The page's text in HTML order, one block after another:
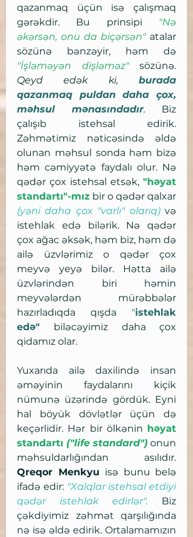
qazanmaq üçün isə çalışmaq
gərəkdir. Bu prinsipi "Nə
əkərsən, onu da biçərsən" atalar
"İşləməyən dişləməz"
Qeyd edək ki, burada
qazanmaq puldan daha çox,
məhsul mənasındadır. Biz
çalışıb istehsal edirik.
Zəhmətimiz nəticəsində əldə
olunan məhsul sonda həm bizə
həm cəmiyyətə faydalı olur. Nə
qədər çox istehsal etsək, "həyat
standartı"-mız bir o qədər qalxar
(yəni daha çox "varlı" olarıq) və
istehlak edə bilərik. Nə qədər
çox ağac əksək, həm biz, həm də
ailə üzvlərimiz o qədər çox
meyvə yeyə bilər. Hətta ailə
üzvlərindən biri həmin
meyvələrdən mürəbbələr
hazırladıqda qışda "istehlak
edə" biləcəyimiz daha çox
qidamız olar.
Yuxarıda ailə daxilində insan
əməyinin faydalarını kiçik
nümunə üzərində gördük. Eyni
hal böyük dövlətlər üçün də
keçərlidir. Hər bir ölkənin həyat
standartı ("life standard") onun
Qreqor Menkyu isə bunu belə
ifadə edir: "Xalqlar istehsal etdiyi
qədər istehlak edirlər". Biz
çəkdiyimiz zəhmət qarşılığında
nə isə əldə edirik. Ortalamamızın